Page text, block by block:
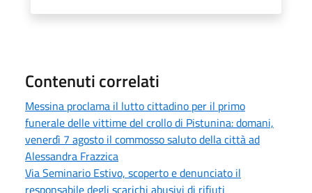
Contenuti correlati
Messina proclama il lutto cittadino per il primo
funerale delle vittime del crollo di Pistunina: domani,
venerdì 7 agosto il commosso saluto della città ad
Alessandra Frazzica
Via Seminario Estivo, scoperto e denunciato il
responsabile degli scarichi abusivi di rifiuti